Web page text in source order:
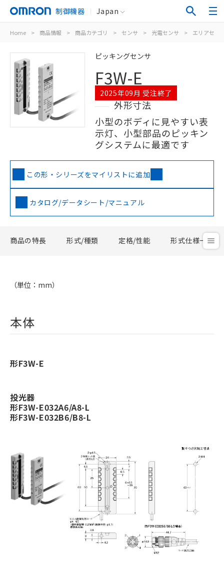
制御機器 Japan
Home > 商品情報 > 商品カテゴリ > センサ > 光電センサ > エリアセン
ピッキングセンサ
F3W-E
2025年09月 受注終了
外形寸法
小型のボディに見やすい表
示灯、小型部品のピッキン
グシステムに最適です
この形・シリーズをマイリストに追加
カタログ/データシート/マニュアル
商品の特長 形式/種類 定格/性能 形式仕様一覧
（単位：mm）
本体
形F3W-E
投光器
形F3W-E032A6/A8-L
形F3W-E032B6/B8-L